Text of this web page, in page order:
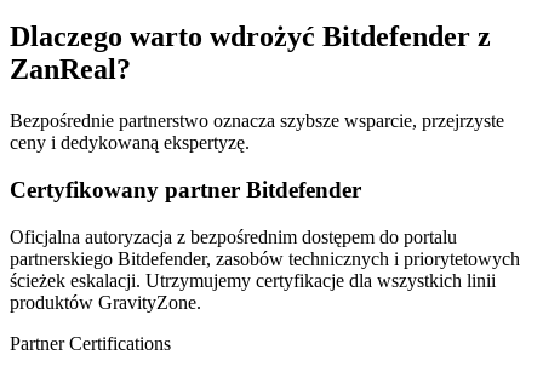
Dlaczego warto wdrożyć Bitdefender z
ZanReal?
Bezpośrednie partnerstwo oznacza szybsze wsparcie, przejrzyste
ceny i dedykowaną ekspertyzę.
Certyfikowany partner Bitdefender
Oficjalna autoryzacja z bezpośrednim dostępem do portalu
partnerskiego Bitdefender, zasobów technicznych i priorytetowych
ścieżek eskalacji. Utrzymujemy certyfikacje dla wszystkich linii
produktów GravityZone.
Partner Certifications